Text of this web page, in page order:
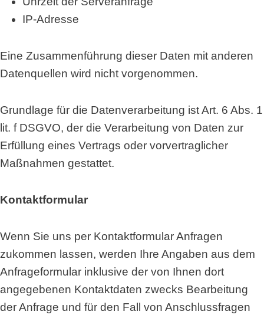
IP-Adresse
Eine Zusammenführung dieser Daten mit anderen
Datenquellen wird nicht vorgenommen.
Grundlage für die Datenverarbeitung ist Art. 6 Abs. 1
lit. f DSGVO, der die Verarbeitung von Daten zur
Erfüllung eines Vertrags oder vorvertraglicher
Maßnahmen gestattet.
Kontaktformular
Wenn Sie uns per Kontaktformular Anfragen
zukommen lassen, werden Ihre Angaben aus dem
Anfrageformular inklusive der von Ihnen dort
angegebenen Kontaktdaten zwecks Bearbeitung
der Anfrage und für den Fall von Anschlussfragen